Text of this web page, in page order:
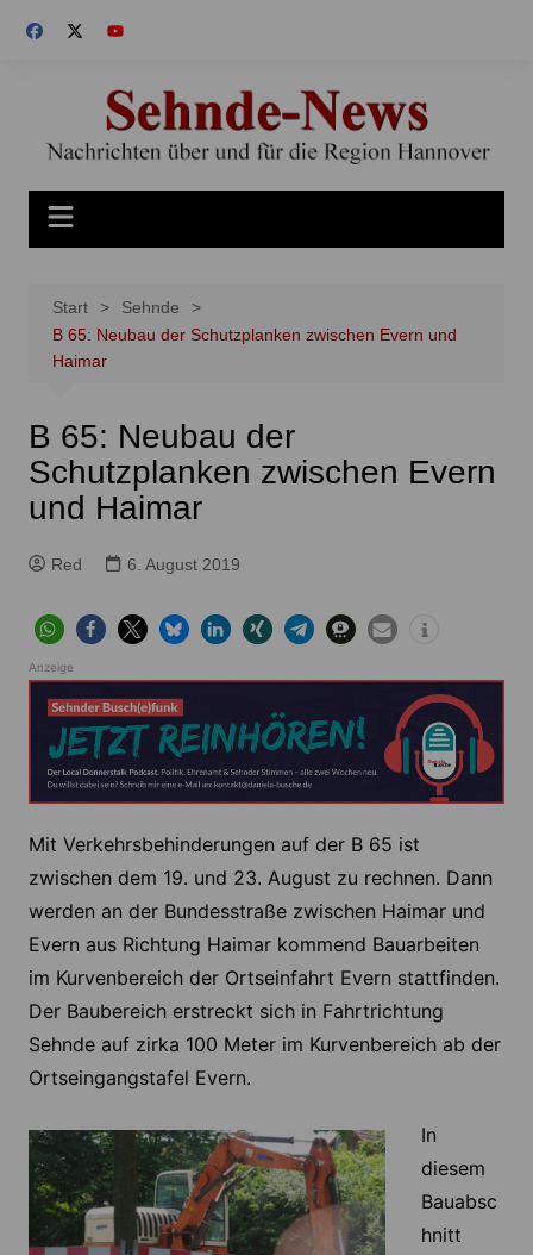
Inhalt
Start
Sehnde
B 65: Neubau der Schutzplanken zwischen Evern und
Haimar
B 65: Neubau der
Schutzplanken zwischen Evern
und Haimar
Red 6. August 2019
Anzeige
Mit Verkehrsbehinderungen auf der B 65 ist
zwischen dem 19. und 23. August zu rechnen. Dann
werden an der Bundesstraße zwischen Haimar und
Evern aus Richtung Haimar kommend Bauarbeiten
im Kurvenbereich der Ortseinfahrt Evern stattfinden.
Der Baubereich erstreckt sich in Fahrtrichtung
Sehnde auf zirka 100 Meter im Kurvenbereich ab der
Ortseingangstafel Evern.
In
diesem
Bauabsc
hnitt